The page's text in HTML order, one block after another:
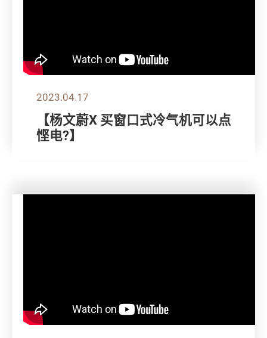
2023.04.17
【杨文蔚X 买窗口式冷气机可以点
悭电?】